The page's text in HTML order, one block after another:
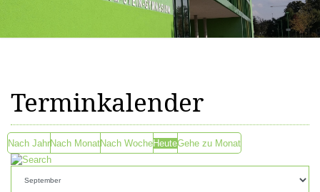
Terminkalender
Nach JahrNach MonatNach WocheHeuteGehe zu Monat